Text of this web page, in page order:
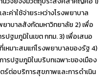
ะค่าใช้จ่ายระหว่างโรงพยาบาล
าบาลสังกัดมหาวิทยาลัย 2) เพื่อ
ฐมภูมิในเขต กทม. 3) เพื่อเสนอ
หมาะสมแก่โรงพยาบาลของรัฐ 4)
รปฐมภูมิในบริบทเฉพาะของเมือง
ร์ต่อบริการสุขภาพและการดำเนิน